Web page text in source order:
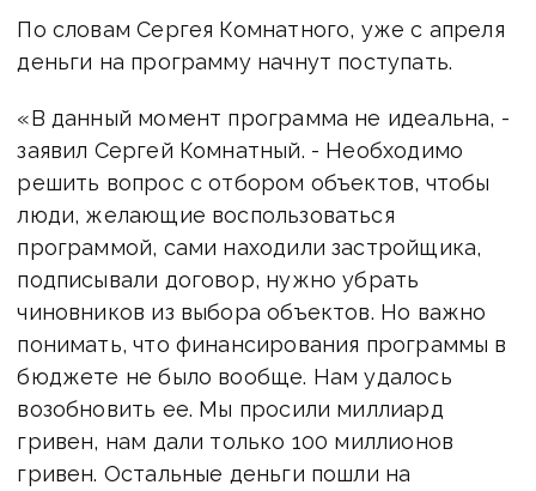
По словам Сергея Комнатного, уже с апреля
деньги на программу начнут поступать.
«В данный момент программа не идеальна, -
заявил Сергей Комнатный. - Необходимо
решить вопрос с отбором объектов, чтобы
люди, желающие воспользоваться
программой, сами находили застройщика,
подписывали договор, нужно убрать
чиновников из выбора объектов. Но важно
понимать, что финансирования программы в
бюджете не было вообще. Нам удалось
возобновить ее. Мы просили миллиард
гривен, нам дали только 100 миллионов
гривен. Остальные деньги пошли на